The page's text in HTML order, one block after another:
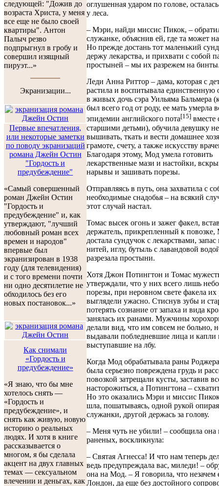
следующей: "Дожив до
возраста Христа, у меня
все еще не было своей
квартиры". Антон
Палыч резво
подпрыгнул в гробу и
совершил изящный
пируэт...»
Экранизации...
Первые впечатления,
или некоторые заметки
по поводу экранизаций
романа Джейн Остин
"Гордость и
предубеждение"
«Самый совершенный
роман Джейн Остин
"Гордость и
предубеждение" и, как
утверждают, "лучший
любовный роман всех
времен и народов"
впервые был
экранизирован в 1938
году (для телевидения)
и с того времени почти
ни одно десятилетие не
обходилось без его
новых постановок...»
Как снимали
«Гордость и
предубеждение»
«Я знаю, что бы мне
хотелось снять —
«Гордость и
предубеждение», и
снять как живую, новую
историю о реальных
людях. И хотя в книге
рассказывается о
многом, я бы сделала
акцент на двух главных
темах — сексуальном
влечении и деньгах, как
оглушенная ударом по голове,
у леса.
– Мэри, найди миссис Пикок, –
служанке, объяснив ей, где та может
Но прежде достань тот маленький
держу лекарства, и прихвати с собой
простыней – мы их разрежем на
Леди Анна Риттор – дама, которая с
растила и воспитывала единственную
в живых дочь сэра Уильяма Бальмера
был всего год от роду, ее мать умерла
эпидемии английского пота[15] вместе
старшими детьми), обучила девушку
вышивать, ткать и вести домашнее
грамоте, счету, а также искусству
Благодаря этому, Мод умела готовить
лекарственные мази и настойки,
нарывы и зашивать порезы.
Отправляясь в путь, она захватила с
необходимые снадобья – на всякий
этот случай настал.
Томас высек огонь и зажег факел,
держатель, прикрепленный к
достала сундучок с лекарствами,
нитей, иглу, бутыль с лавандовой
разрезала простыни.
Хотя Джон Потингтон и Томас
утверждали, что у них всего лишь
порезы, при неровном свете факела
выглядели ужасно. Стиснув зубы и
потерять сознание от запаха и вида
занялась их ранами. Мужчины
делали вид, что им совсем не больно,
выдавали побледневшие лица и капли
выступавшие на лбу.
Когда Мод обрабатывала раны
была серьезно повреждена грудь и
повозкой затрещали кусты, заставив
насторожиться, а Потингтона –
Но это оказались Мэри и миссис
шла, пошатываясь, одной рукой
служанки, другой держась за голову.
– Меня чуть не убили! – сообщила она
раненых, воскликнула:
– Святая Агнесса! И что нам теперь
ведь предупреждала вас, миледи! –
она на Мод. – Я говорила, что незачем
Лондон, да еще без достойного